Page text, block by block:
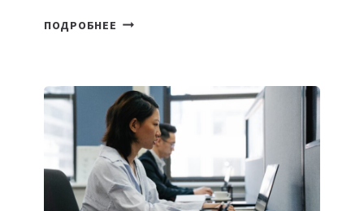
ПОДРОБНЕЕ ДЖЕФФ
PROMETHEUS
ДЛЯ
СОЗДАНИЯ
«ИСКУССТВЕННОГО
ИНЖЕНЕРА»